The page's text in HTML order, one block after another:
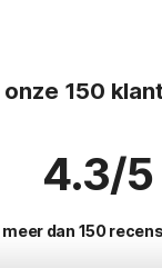
150
4.3/5
dan 150